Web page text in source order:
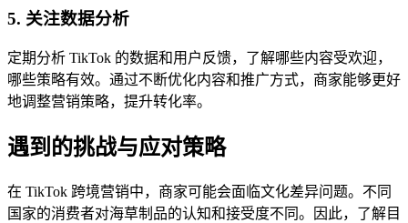
5. 关注数据分析
定期分析 TikTok 的数据和用户反馈，了解哪些内容受欢迎，
哪些策略有效。通过不断优化内容和推广方式，商家能够更好
地调整营销策略，提升转化率。
遇到的挑战与应对策略
在 TikTok 跨境营销中，商家可能会面临文化差异问题。不同
国家的消费者对海草制品的认知和接受度不同。因此，了解目